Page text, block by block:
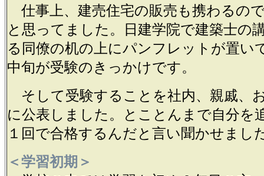
仕事上、建売住宅の販売も携わるの
と思ってました。日建学院で建築士の
る同僚の机の上にパンフレットが置い
中旬が受験のきっかけです。
そして受験することを社内、親戚、
に公表しました。とことんまで自分を
１回で合格するんだと言い聞かせまし
＜学習初期＞